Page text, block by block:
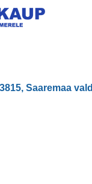
Saaremaa vald